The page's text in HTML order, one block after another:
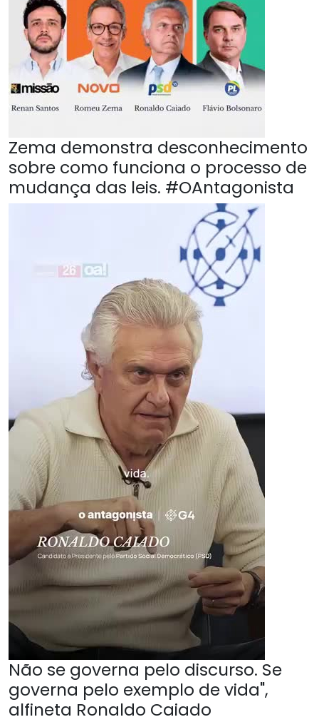
Zema demonstra desconhecimento
sobre como funciona o processo de
mudança das leis. #OAntagonista
Não se governa pelo discurso. Se
governa pelo exemplo de vida",
alfineta Ronaldo Caiado